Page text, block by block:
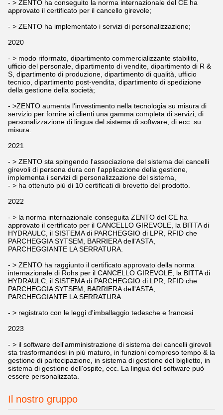
- > ZENTO ha conseguito la norma internazionale del CE ha
approvato il certificato per il cancello girevole;
- > ZENTO ha implementato i servizi di personalizzazione;
2020
- > modo riformato, dipartimento commercializzante stabilito,
ufficio del personale, dipartimento di vendite, dipartimento di R &
S, dipartimento di produzione, dipartimento di qualità, ufficio
tecnico, dipartimento post-vendita, dipartimento di spedizione
della gestione della società;
- >ZENTO aumenta l'investimento nella tecnologia su misura di
servizio per fornire ai clienti una gamma completa di servizi, di
personalizzazione di lingua del sistema di software, di ecc. su
misura.
2021
- > ZENTO sta spingendo l'associazione del sistema dei cancelli
girevoli di persona dura con l'applicazione della gestione,
implementa i servizi di personalizzazione del sistema,
- > ha ottenuto più di 10 certificati di brevetto del prodotto.
2022
- > la norma internazionale conseguita ZENTO del CE ha
approvato il certificato per il CANCELLO GIREVOLE, la BITTA di
HYDRAULC, il SISTEMA di PARCHEGGIO di LPR, RFID che
PARCHEGGIA SYTSEM, BARRIERA dell'ASTA,
PARCHEGGIANTE LA SERRATURA.
- > ZENTO ha raggiunto il certificato approvato della norma
internazionale di Rohs per il CANCELLO GIREVOLE, la BITTA di
HYDRAULC, il SISTEMA di PARCHEGGIO di LPR, RFID che
PARCHEGGIA SYTSEM, BARRIERA dell'ASTA,
PARCHEGGIANTE LA SERRATURA.
- > registrato con le leggi d'imballaggio tedesche e francesi
2023
- > il software dell'amministrazione di sistema dei cancelli girevoli
sta trasformandosi in più maturo, in funzioni compreso tempo & la
gestione di partecipazione, in sistema di gestione del biglietto, in
sistema di gestione dell'ospite, ecc. La lingua del software può
essere personalizzata.
Il nostro gruppo